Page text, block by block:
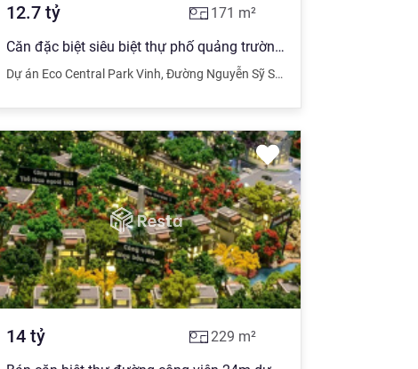
12.7 tỷ 171 m²
Căn đặc biệt siêu biệt thự phố quảng trường - Eco Vinh - The Plaza - Siêu đẹp. Liên hệ 0981 152 ***
Dự án Eco Central Park Vinh, Đường Nguyễn Sỹ Sách
14 tỷ 229 m²